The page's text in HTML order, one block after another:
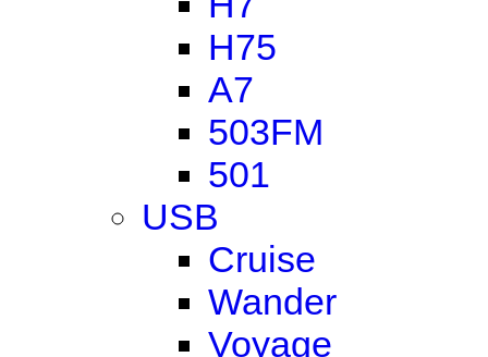
H75
A7
503FM
501
USB
Cruise
Wander
Voyage